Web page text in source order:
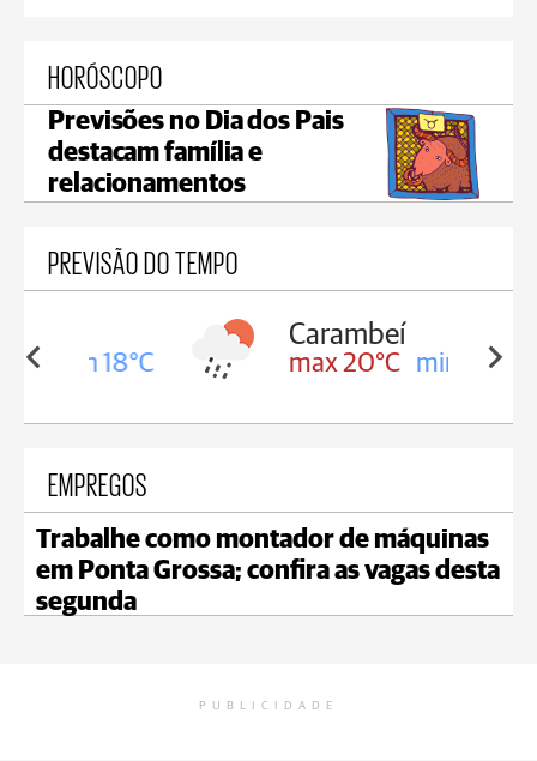
HORÓSCOPO
Previsões no Dia dos Pais
destacam família e
relacionamentos
PREVISÃO DO TEMPO
18°C
Carambeí
max 20°C min 18°C
EMPREGOS
Trabalhe como montador de máquinas
em Ponta Grossa; confira as vagas desta
segunda
PUBLICIDADE